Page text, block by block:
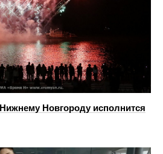
Новгороду исполнится